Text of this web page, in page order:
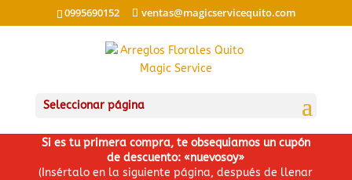
0995690152 ventas@magicservicequito.com
Seleccionar página
Si es tu primera compra, te obsequiamos un cupón
de descuento: «nuevosoy»
(Insértalo en la siguiente página, después de llenar